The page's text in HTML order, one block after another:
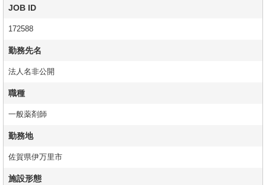
JOB ID
172588
勤務先名
法人名非公開
職種
一般薬剤師
勤務地
佐賀県伊万里市
施設形態